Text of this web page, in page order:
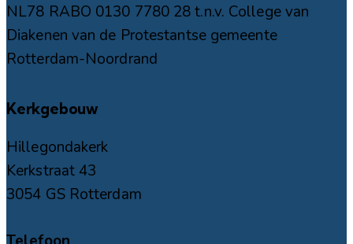
NL78 RABO 0130 7780 28 t.n.v. College van
Diakenen van de Protestantse gemeente
Rotterdam-Noordrand
Kerkgebouw
Hillegondakerk
Kerkstraat 43
3054 GS Rotterdam